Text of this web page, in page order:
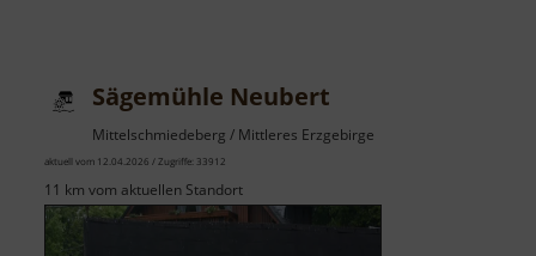
Sägemühle Neubert
Mittelschmiedeberg / Mittleres Erzgebirge
aktuell vom 12.04.2026 / Zugriffe: 33912
11 km vom aktuellen Standort